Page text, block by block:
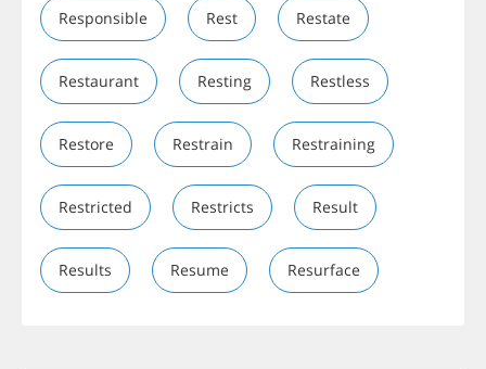
Responsible Rest Restate
Restaurant Resting Restless
Restore Restrain Restraining
Restricted Restricts Result
Results Resume Resurface